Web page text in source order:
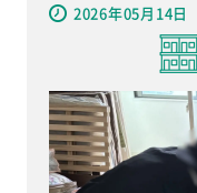
2026年05月14日